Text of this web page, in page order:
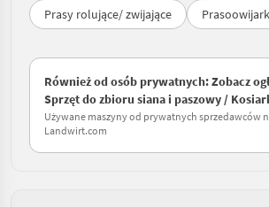
Prasy rolujące/ zwijające
Również od osób prywatnych: Zobacz
Sprzęt do zbioru siana i paszowy /
Używane maszyny od prywatnych sprzedawców
Landwirt.com